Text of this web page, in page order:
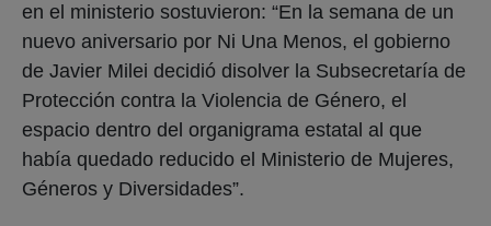
en el ministerio sostuvieron: “En la semana de un
nuevo aniversario por Ni Una Menos, el gobierno
de Javier Milei decidió disolver la Subsecretaría de
Protección contra la Violencia de Género, el
espacio dentro del organigrama estatal al que
había quedado reducido el Ministerio de Mujeres,
Géneros y Diversidades”.